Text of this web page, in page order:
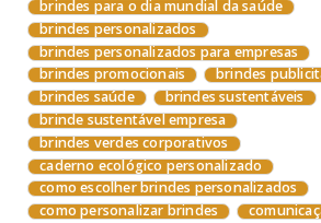
brindes para o dia mundial da saúde
brindes personalizados
brindes personalizados para empresas
brindes promocionais
brindes
brindes saúde
brindes sustentáveis
brinde sustentável empresa
brindes verdes corporativos
caderno ecológico personalizado
como escolher brindes personalizados
como personalizar brindes